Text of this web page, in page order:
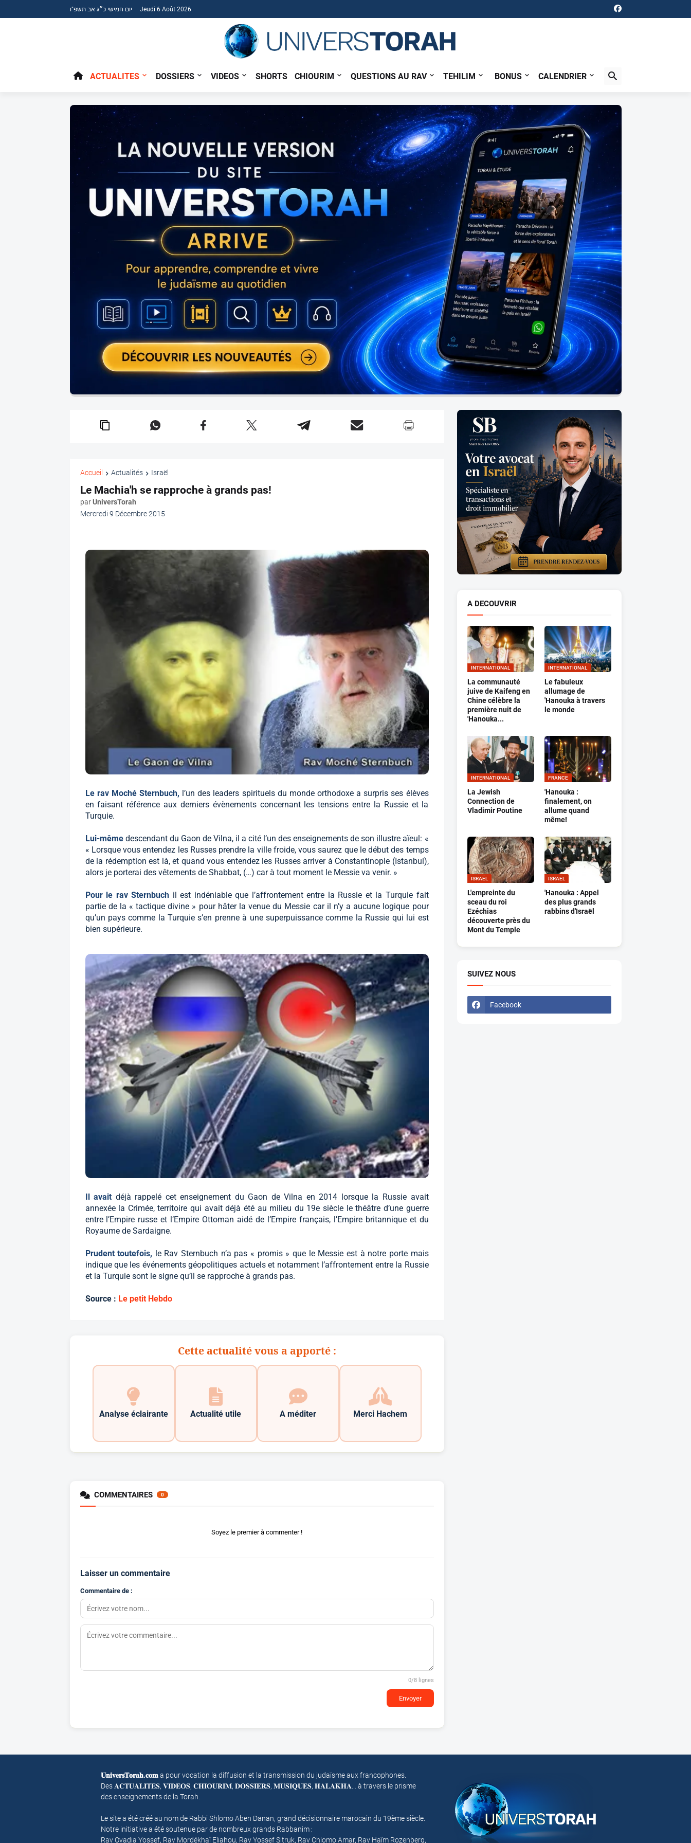
יום חמישי כ״ג אב תשפ"ו Jeudi 6 Août 2026
ACTUALITES DOSSIERS VIDEOS SHORTS CHIOURIM QUESTIONS AU RAV TEHILIM BONUS CALENDRIER
Accueil Actualités Israël
Le Machia'h se rapproche à grands pas!
parUniversTorah
Mercredi 9 Décembre 2015
Le rav Moché Sternbuch, l’un des leaders spirituels du monde orthodoxe a surpris ses élèves
en faisant référence aux derniers évènements concernant les tensions entre la Russie et la
Turquie.
Lui-même descendant du Gaon de Vilna, il a cité l’un des enseignements de son illustre aïeul: «
« Lorsque vous entendez les Russes prendre la ville froide, vous saurez que le début des temps
de la rédemption est là, et quand vous entendez les Russes arriver à Constantinople (Istanbul),
alors je porterai des vêtements de Shabbat, (…) car à tout moment le Messie va venir. »
Pour le rav Sternbuch il est indéniable que l’affrontement entre la Russie et la Turquie fait
partie de la « tactique divine » pour hâter la venue du Messie car il n’y a aucune logique pour
qu’un pays comme la Turquie s’en prenne à une superpuissance comme la Russie qui lui est
bien supérieure.
Il avait déjà rappelé cet enseignement du Gaon de Vilna en 2014 lorsque la Russie avait
annexée la Crimée, territoire qui avait déjà été au milieu du 19e siècle le théâtre d’une guerre
entre l’Empire russe et l’Empire Ottoman aidé de l’Empire français, l’Empire britannique et du
Royaume de Sardaigne.
Prudent toutefois, le Rav Sternbuch n’a pas « promis » que le Messie est à notre porte mais
indique que les événements géopolitiques actuels et notamment l’affrontement entre la Russie
et la Turquie sont le signe qu’il se rapproche à grands pas.
Source : Le petit Hebdo
Cette actualité vous a apporté :
Analyse éclairante Actualité utile A méditer Merci Hachem
COMMENTAIRES 0
Soyez le premier à commenter !
Laisser un commentaire
Commentaire de :
0/8 lignes
Envoyer
A DECOUVRIR
INTERNATIONAL
La communauté
juive de Kaifeng en
Chine célèbre la
première nuit de
'Hanouka...
INTERNATIONAL
Le fabuleux
allumage de
'Hanouka à travers
le monde
INTERNATIONAL
La Jewish
Connection de
Vladimir Poutine
FRANCE
'Hanouka :
finalement, on
allume quand
même!
ISRAËL
L'empreinte du
sceau du roi
Ezéchias
découverte près du
Mont du Temple
ISRAËL
'Hanouka : Appel
des plus grands
rabbins d'Israël
SUIVEZ NOUS
Facebook
𝐔𝐧𝐢𝐯𝐞𝐫𝐬𝐓𝐨𝐫𝐚𝐡.𝐜𝐨𝐦a pour vocation la diffusion et la transmission du judaïsme aux francophones.
Des 𝐀𝐂𝐓𝐔𝐀𝐋𝐈𝐓𝐄𝐒, 𝐕𝐈𝐃𝐄𝐎𝐒, 𝐂𝐇𝐈𝐎𝐔𝐑𝐈𝐌, 𝐃𝐎𝐒𝐒𝐈𝐄𝐑𝐒, 𝐌𝐔𝐒𝐈𝐐𝐔𝐄𝐒, 𝐇𝐀𝐋𝐀𝐊𝐇𝐀… à travers le prisme
des enseignements de la Torah.
Le site a été créé au nom de Rabbi Shlomo Aben Danan, grand décisionnaire marocain du 19ème siècle.
Notre initiative a été soutenue par de nombreux grands Rabbanim :
Rav Ovadia Yossef, Rav Mordékhaï Eliahou, Rav Yossef Sitruk, Rav Chlomo Amar, Rav Haïm Rozenberg,